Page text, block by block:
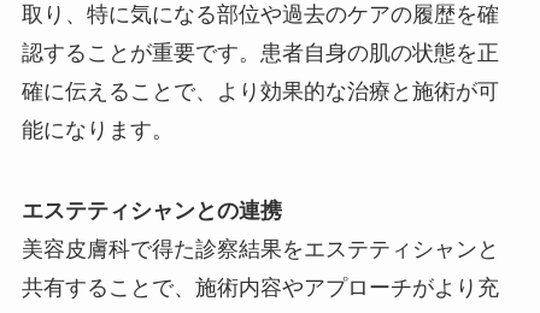
取り、特に気になる部位や過去のケアの履歴を確
認することが重要です。患者自身の肌の状態を正
確に伝えることで、より効果的な治療と施術が可
能になります。
エステティシャンとの連携
美容皮膚科で得た診察結果をエステティシャンと
共有することで、施術内容やアプローチがより充